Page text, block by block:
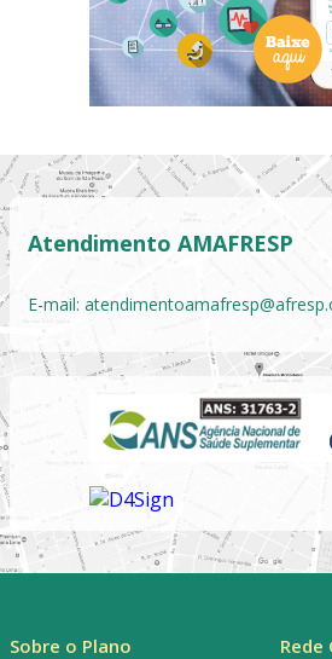
Atendimento AMAFRESP
E-mail:
Sobre o Plano Rede